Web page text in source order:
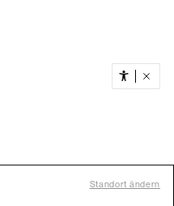
Standort ändern